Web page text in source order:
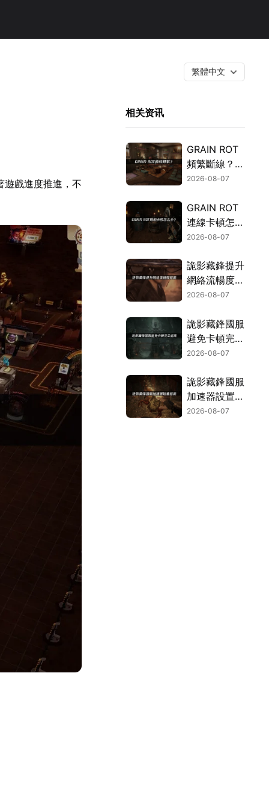
繁體中文
遊戲進度推進，不
相关资讯
GRAIN ROT
頻繁斷線？網
路優化指南一
2026-08-07
GRAIN ROT
連線卡頓怎麼
辦？網路優化
2026-08-07
詭影藏鋒提升
網絡流暢度指
南！
2026-08-07
詭影藏鋒國服
避免卡頓完全
指南：網絡優
巧！
2026-08-07
詭影藏鋒國服
加速器設置指
南！
2026-08-07